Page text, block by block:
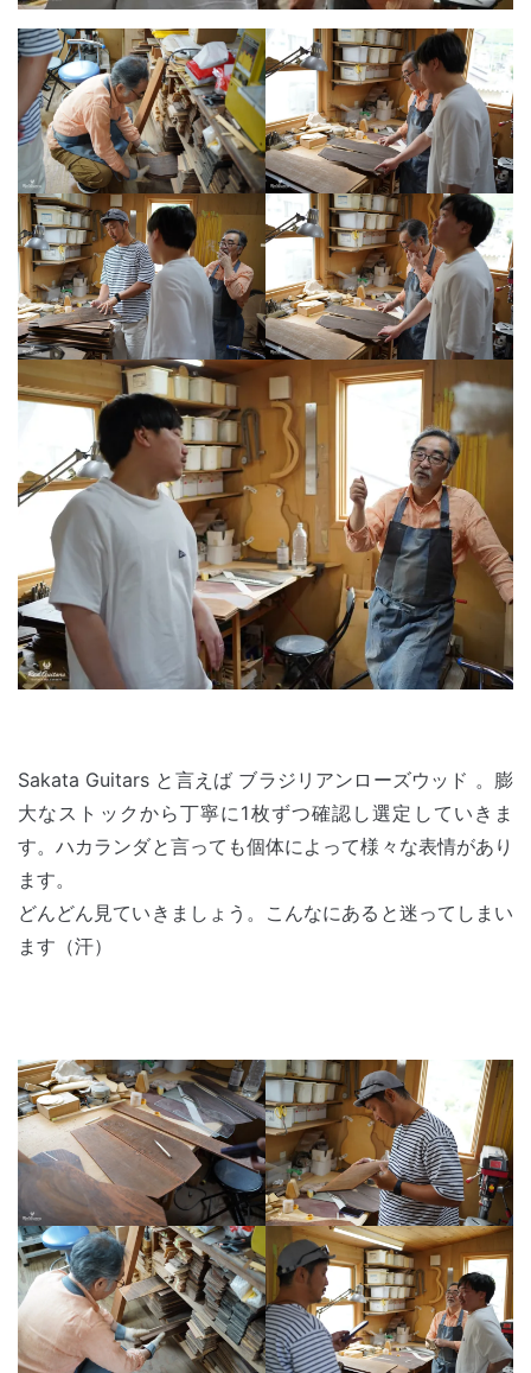
Sakata Guitars と言えば ブラジリアンローズウッド 。膨
大なストックから丁寧に1枚ずつ確認し選定していきま
す。ハカランダと言っても個体によって様々な表情があり
ます。
どんどん見ていきましょう。こんなにあると迷ってしまい
ます（汗）